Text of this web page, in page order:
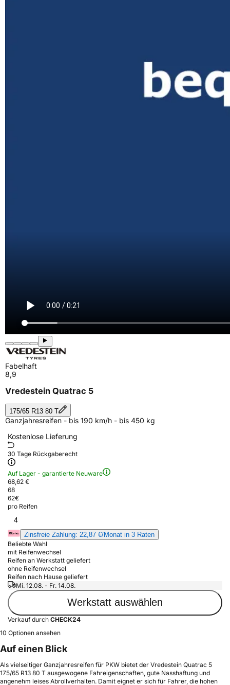
Fabelhaft
8,9
Vredestein Quatrac 5
175/65 R13 80 T
Ganzjahresreifen - bis 190 km/h - bis 450 kg
Kostenlose Lieferung
30 Tage Rückgaberecht
Auf Lager - garantierte Neuware
68,62 €
68
62€
pro Reifen
4
Zinsfreie Zahlung: 22,87 €/Monat in 3 Raten
Beliebte Wahl
mit Reifenwechsel
Reifen an Werkstatt geliefert
ohne Reifenwechsel
Reifen nach Hause geliefert
Mi. 12.08. - Fr. 14.08.
Werkstatt auswählen
Verkauf durch CHECK24
10 Optionen ansehen
Auf einen Blick
Als vielseitiger Ganzjahresreifen für PKW bietet der Vredestein Quatrac 5
175/65 R13 80 T ausgewogene Fahreigenschaften, gute Nasshaftung und
angenehm leises Abrollverhalten. Damit eignet er sich für Fahrer, die hohen